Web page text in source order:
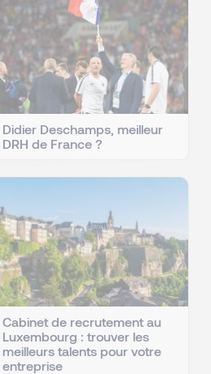
Didier Deschamps, meilleur
DRH de France ?
Cabinet de recrutement au
Luxembourg : trouver les
meilleurs talents pour votre
entreprise